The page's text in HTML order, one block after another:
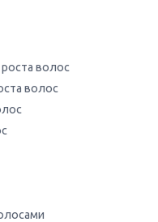
волос
волос